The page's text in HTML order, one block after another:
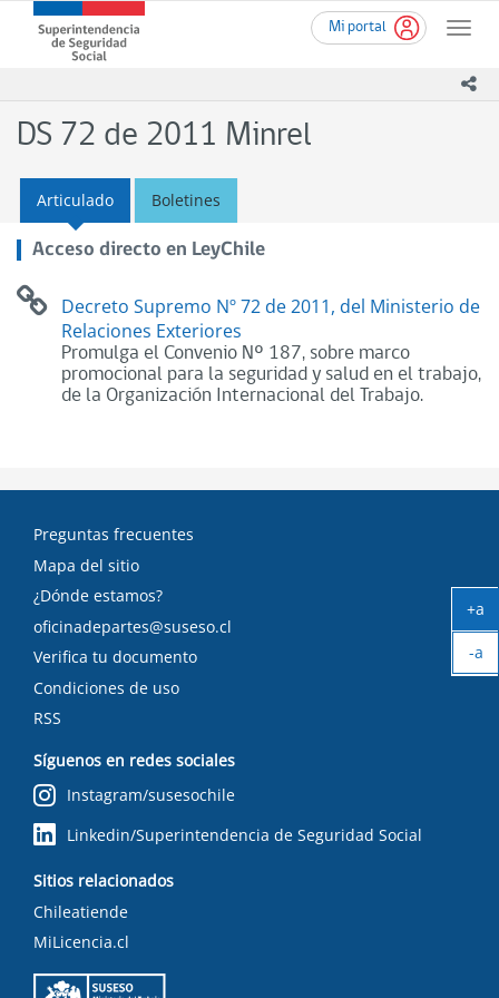
contenido
Mi portal
Toggle
Superintendencia
de
(SUSESO)
-
de
Chile
DS 72 de 2011 Minrel
Articulado Boletines
Acceso directo en LeyChile
Decreto Supremo Nº 72 de 2011, del Ministerio de
Relaciones Exteriores
Promulga el Convenio Nº 187, sobre marco
promocional para la seguridad y salud en el trabajo,
de la Organización Internacional del Trabajo.
Preguntas frecuentes
Mapa del sitio
¿Dónde estamos?
oficinadepartes@suseso.cl
Verifica tu documento
Condiciones de uso
RSS
Síguenos en redes sociales
Instagram/susesochile
Linkedin/Superintendencia de Seguridad Social
Sitios relacionados
Chileatiende
MiLicencia.cl
+a
-a